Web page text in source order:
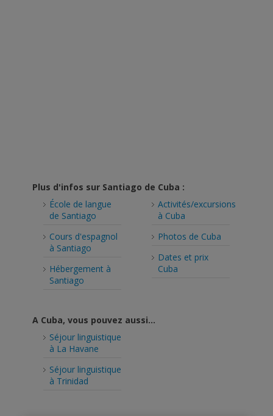
Plus d'infos sur Santiago de Cuba :
École de langue
de Santiago
Cours d'espagnol
à Santiago
Hébergement à
Santiago
Activités/excursions
à Cuba
Photos de Cuba
Dates et prix
Cuba
A Cuba, vous pouvez aussi...
Séjour linguistique
à La Havane
Séjour linguistique
à Trinidad